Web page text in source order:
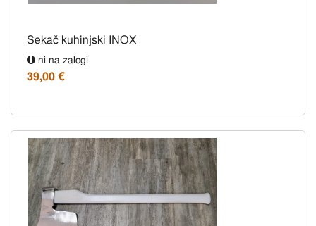
Sekač kuhinjski INOX
ni na zalogi
39,00 €